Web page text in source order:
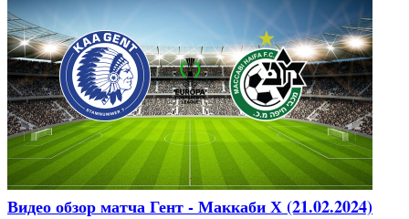
Видео обзор матча Гент - Маккаби Х (21.02.2024)